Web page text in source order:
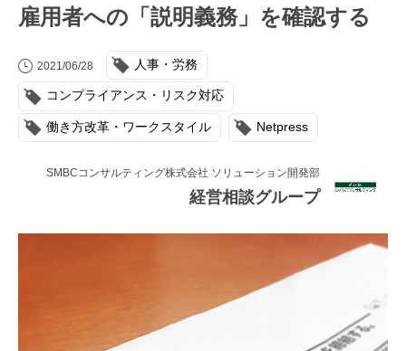
トピックス＆インフォメーション
お役立ち情報
インタビュー・レポート
イベント・セミナー
雇用者への「説明義務」を確認する
2021/06/28 人事・労務
コンプライアンス・リスク対応
働き方改革・ワークスタイル Netpress
SMBCコンサルティング株式会社 ソリューション開発部
経営相談グループ